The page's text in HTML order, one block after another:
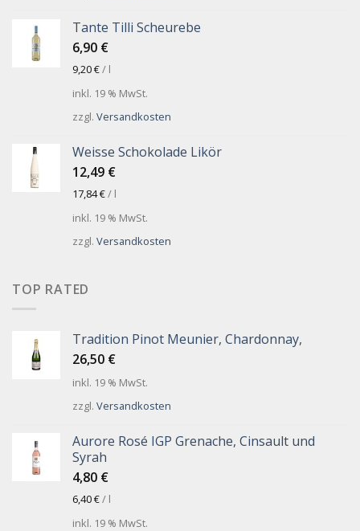
Tante Tilli Scheurebe
6,90 €
9,20€/ l
inkl. 19 % MwSt.
zzgl. Versandkosten
Weisse Schokolade Likör
12,49 €
17,84€/ l
inkl. 19 % MwSt.
zzgl. Versandkosten
TOP RATED
Tradition Pinot Meunier, Chardonnay,
26,50 €
inkl. 19 % MwSt.
zzgl. Versandkosten
Aurore Rosé IGP Grenache, Cinsault und
Syrah
4,80 €
6,40€/ l
inkl. 19 % MwSt.